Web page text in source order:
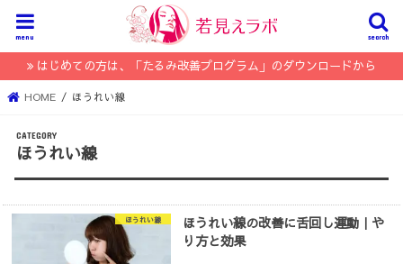
search
menu
はじめての方は、「たるみ改善プログラム」のダウンロードから
HOME ほうれい線
ほうれい線
ほうれい線
ほうれい線の改善に舌回し運動｜や
り方と効果